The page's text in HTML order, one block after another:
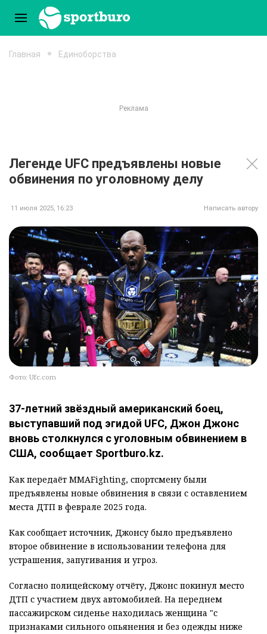
Главная Единоборства
Легенде UFC предъявлены новые
обвинения по уголовному делу
11 июля 2025, 16:23 Написать автору
Фото: Ufc.com
37-летний звёздный американский боец,
выступавший под эгидой UFC, Джон Джонс
вновь столкнулся с уголовным обвинением в
США, сообщает Sportburo.kz.
Как передаёт MMAFighting, спортсмену были
предъявлены новые обвинения в связи с оставлением
места ДТП в феврале 2025 года.
Как сообщает источник, Джонсу было предъявлено
второе обвинение в использовании телефона для
устрашения, запугивания и угроз.
Согласно полицейскому отчёту, Джонс покинул место
ДТП с участием двух автомобилей. На переднем
пассажирском сиденье находилась женщина "с
признаками сильного опьянения и без одежды ниже